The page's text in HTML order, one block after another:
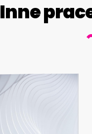
Inne